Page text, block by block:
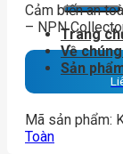
Trang
Về
Sản
Cảm biến an
– NPN
Mã sản phẩm:
Toàn